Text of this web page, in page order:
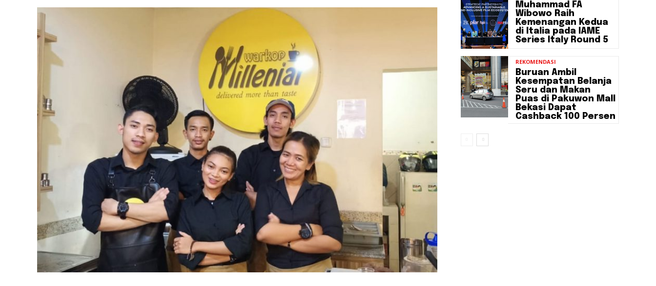
Muhammad FA
Wibowo Raih
Kemenangan Kedua
di Italia pada IAME
Series Italy Round 5
REKOMENDASI
Buruan Ambil
Kesempatan Belanja
Seru dan Makan
Puas di Pakuwon Mall
Bekasi Dapat
Cashback 100 Persen